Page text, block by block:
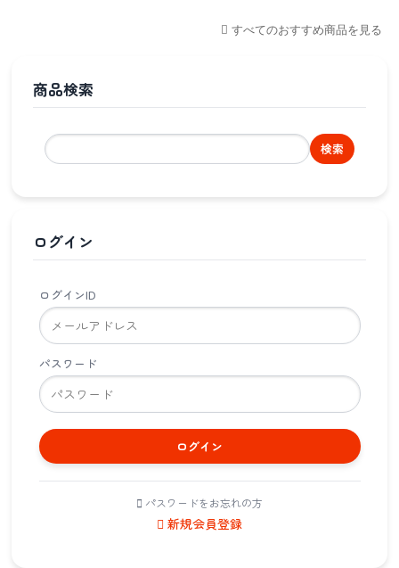
すべてのおすすめ商品を見る
商品検索
検索
ログイン
ログインID
パスワード
ログイン
パスワードをお忘れの方
新規会員登録